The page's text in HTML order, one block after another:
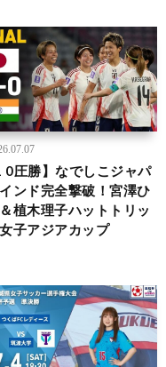
0圧勝】なでしこジャパ
ンド完全撃破！宮澤ひ
植木理子ハットトリッ
子アジアカップ